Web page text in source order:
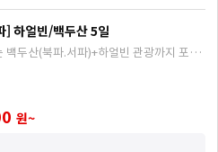
] 하얼빈/백두산 5일
백두산(북파.서파)+하얼빈 관광까지 포함
원~